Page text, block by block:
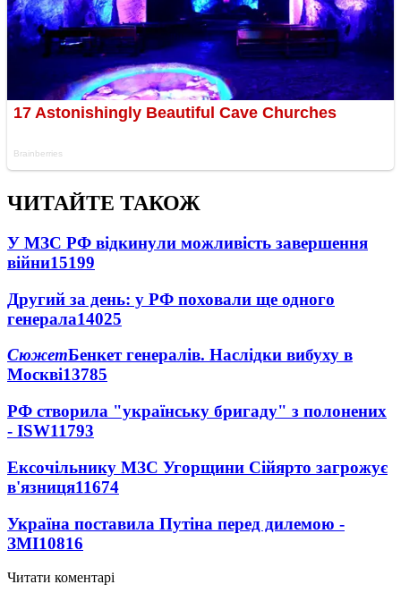
ЧИТАЙТЕ ТАКОЖ
У МЗС РФ відкинули можливість завершення
війни15199
Другий за день: у РФ поховали ще одного
генерала14025
СюжетБенкет генералів. Наслідки вибуху в
Москві13785
РФ створила "українську бригаду" з полонених
- ISW11793
Ексочільнику МЗС Угорщини Сійярто загрожує
в'язниця11674
Україна поставила Путіна перед дилемою -
ЗМІ10816
Читати коментарі